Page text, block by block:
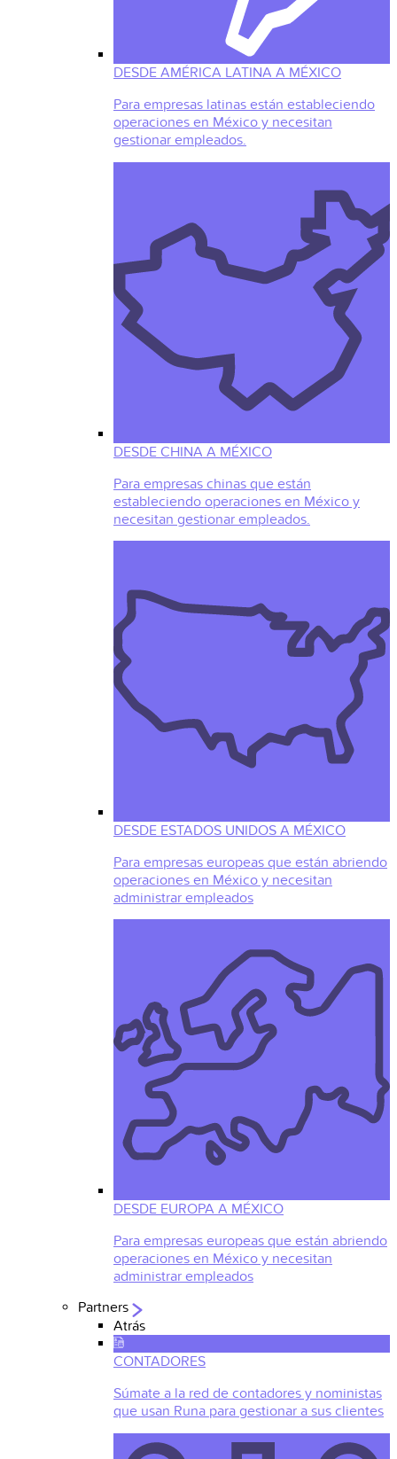
DESDE AMÉRICA LATINA A MÉXICO
Para empresas latinas están estableciendo
operaciones en México y necesitan
gestionar empleados.
DESDE CHINA A MÉXICO
Para empresas chinas que están
estableciendo operaciones en México y
necesitan gestionar empleados.
DESDE ESTADOS UNIDOS A MÉXICO
Para empresas europeas que están abriendo
operaciones en México y necesitan
administrar empleados
DESDE EUROPA A MÉXICO
Para empresas europeas que están abriendo
operaciones en México y necesitan
administrar empleados
Partners
Atrás
CONTADORES
Súmate a la red de contadores y noministas
que usan Runa para gestionar a sus clientes